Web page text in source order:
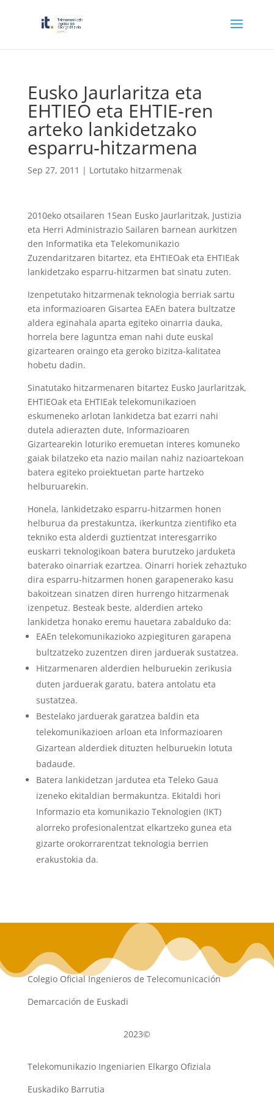
Eusko Jaurlaritza eta
EHTIEO eta EHTIE‐ren
arteko lankidetzako
esparru‐hitzarmena
Sep 27, 2011 | Lortutako hitzarmenak
2010eko otsailaren 15ean Eusko Jaurlaritzak, Justizia
eta Herri Administrazio Sailaren barnean aurkitzen
den Informatika eta Telekomunikazio
Zuzendaritzaren bitartez, eta EHTIEOak eta EHTIEak
lankidetzako esparru‐hitzarmen bat sinatu zuten.
Izenpetutako hitzarmenak teknologia berriak sartu
eta informazioaren Gisartea EAEn batera bultzatze
aldera eginahala aparta egiteko oinarria dauka,
horrela bere laguntza eman nahi dute euskal
gizartearen oraingo eta geroko bizitza‐kalitatea
hobetu dadin.
Sinatutako hitzarmenaren bitartez Eusko Jaurlaritzak,
EHTIEOak eta EHTIEak telekomunikazioen
eskumeneko arlotan lankidetza bat ezarri nahi
dutela adierazten dute, Informazioaren
Gizartearekin loturiko eremuetan interes komuneko
gaiak bilatzeko eta nazio mailan nahiz nazioartekoan
batera egiteko proiektuetan parte hartzeko
helburuarekin.
Honela, lankidetzako esparru‐hitzarmen honen
helburua da prestakuntza, ikerkuntza zientifiko eta
tekniko esta alderdi guztientzat interesgarriko
euskarri teknologikoan batera burutzeko jarduketa
baterako oinarriak ezartzea. Oinarri horiek zehaztuko
dira esparru‐hitzarmen honen garapenerako kasu
bakoitzean sinatzen diren hurrengo hitzarmenak
izenpetuz. Besteak beste, alderdien arteko
lankidetza honako eremu hauetara zabalduko da:
EAEn telekomunikazioko azpiegituren garapena
bultzatzeko zuzentzen diren jarduerak sustatzea.
Hitzarmenaren alderdien helburuekin zerikusia
duten jarduerak garatu, batera antolatu eta
sustatzea.
Bestelako jarduerak garatzea baldin eta
telekomunikazioen arloan eta Informazioaren
Gizartean alderdiek dituzten helburuekin lotuta
badaude.
Batera lankidetzan jardutea eta Teleko Gaua
izeneko ekitaldian bermakuntza. Ekitaldi hori
Informazio eta komunikazio Teknologien (IKT)
alorreko profesionalentzat elkartzeko gunea eta
gizarte orokorrarentzat teknologia berrien
erakustokia da.
Colegio Oficial Ingenieros de Telecomunicación
Demarcación de Euskadi
2023©
Telekomunikazio Ingeniarien Elkargo Ofiziala
Euskadiko Barrutia